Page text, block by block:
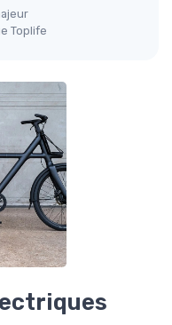
Toplife